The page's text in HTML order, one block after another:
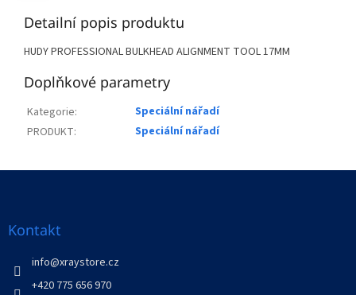
Detailní popis produktu
HUDY PROFESSIONAL BULKHEAD ALIGNMENT TOOL 17MM
Doplňkové parametry
Kategorie:
Speciální nářadí
PRODUKT: Speciální nářadí
Kontakt
info@xraystore.cz
+420 775 656 970